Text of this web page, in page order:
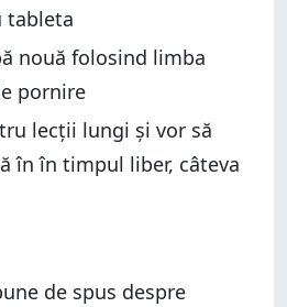
Mondly sau cum înveți o
tableta
nouă folosind limba
pornire
lecții lungi și vor să
în în timpul liber, câteva
de spus despre